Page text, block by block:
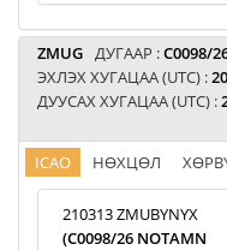
ZMUG ДУГААР :C0098/
ЭХЛЭХ ХУГАЦАА (UTC) :
ДУУСАХ ХУГАЦАА (UTC) :
ICAO НӨХЦӨЛ
210313 ZMUBYNYX
(C0098/26 NOTAMN